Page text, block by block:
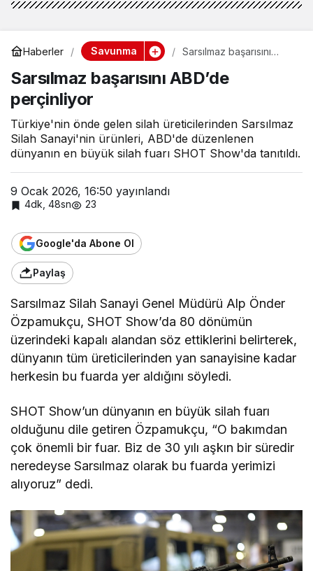
Haberler Savunma
Sarsılmaz başarısını
Sarsılmaz başarısını ABD’de
perçinliyor
Türkiye'nin önde gelen silah üreticilerinden Sarsılmaz
Silah Sanayi'nin ürünleri, ABD'de düzenlenen
dünyanın en büyük silah fuarı SHOT Show'da tanıtıldı.
9 Ocak 2026, 16:50 yayınlandı
4dk, 48sn 23
Google'da Abone Ol
Paylaş
Sarsılmaz Silah Sanayi Genel Müdürü Alp Önder
Özpamukçu, SHOT Show’da 80 dönümün
üzerindeki kapalı alandan söz ettiklerini belirterek,
dünyanın tüm üreticilerinden yan sanayisine kadar
herkesin bu fuarda yer aldığını söyledi.
SHOT Show’un dünyanın en büyük silah fuarı
olduğunu dile getiren Özpamukçu, “O bakımdan
çok önemli bir fuar. Biz de 30 yılı aşkın bir süredir
neredeyse Sarsılmaz olarak bu fuarda yerimizi
alıyoruz” dedi.